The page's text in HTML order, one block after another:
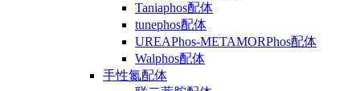
Taniaphos配体
tunephos配体
UREAPhos-METAMORPhos配体
Walphos配体
手性氮配体